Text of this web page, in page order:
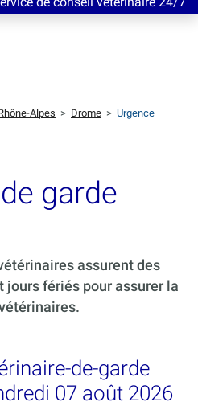
Alpes > Drome > Urgence
garde
assurent des
jours fériés pour assurer la
de-garde
07 août 2026